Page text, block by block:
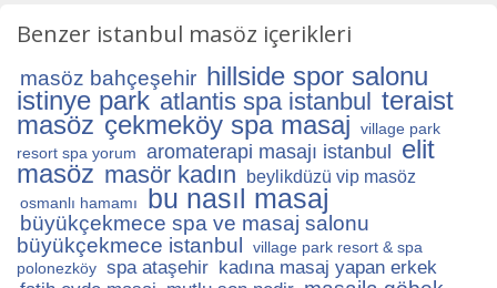
Benzer istanbul masöz içerikleri
masöz bahçeşehir hillside spor salonu
istinye park atlantis spa istanbul teraist
masöz çekmeköy spa masaj
village park
resort spa yorum
aromaterapi masajı istanbul elit
masöz masör kadın beylikdüzü vip masöz
osmanlı hamamı bu nasıl masaj
büyükçekmece spa ve masaj salonu
büyükçekmece istanbul
village park resort & spa
polonezköy spa ataşehir kadına masaj yapan erkek